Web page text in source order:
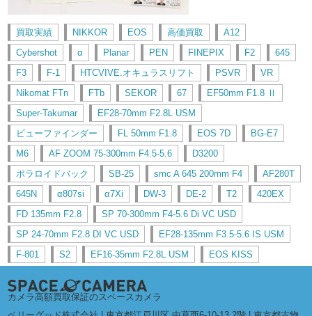
買取実績 NIKKOR EOS 高価買取
A12
Cybershot
α Planar PEN FINEPIX F2
645
F3
F-1 HTCVIVE.オキュラスリフト PSVR
VR
Nikomat FTn
FTb SEKOR 67
EF50mm F1.8 Ⅱ
Super-Takumar
EF28-70mm F2.8L USM
ビューファインダー
FL 50mm F1.8 EOS 7D
BG-E7
M6
AF ZOOM 75-300mm F4.5-5.6
D3200
ポラロイドバック
SB-25 smc A 645 200mm F4
AF280T
645N
α807si α7Xi DW-3 DE-2 T2
420EX
FD 135mm F2.8
SP 70-300mm F4-5.6 Di VC USD
SP 24-70mm F2.8 DI VC USD
EF28-135mm F3.5-5.6 IS USM
F-801
S2 EF16-35mm F2.8L USM EOS KISS
カメラ高額買取保証のスペースカメラ